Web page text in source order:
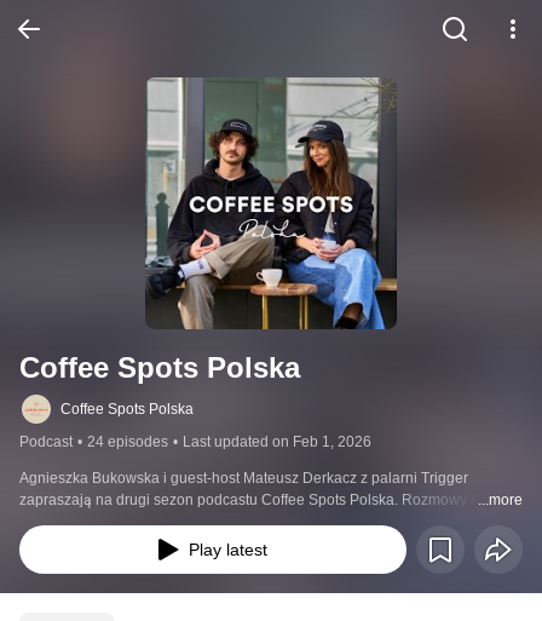
Coffee Spots Polska
Coffee Spots Polska
Podcast • 24 episodes • Last updated on Feb 1, 2026
Agnieszka Bukowska i guest-host Mateusz Derkacz z palarni Trigger
zapraszają na drugi sezon podcastu Coffee Spots Polska. Rozmowy o kawie
specialty, kawiarnianej kulturze i biznesie, oraz o trendach, które będą
kształtowały przyszłość branży.
...more
Play latest